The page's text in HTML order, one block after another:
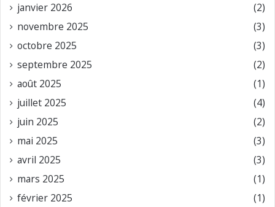
janvier 2026
(2)
novembre 2025
(3)
octobre 2025
(3)
septembre 2025
(2)
août 2025
(1)
juillet 2025
(4)
juin 2025
(2)
mai 2025
(3)
avril 2025
(3)
mars 2025
(1)
février 2025
(1)